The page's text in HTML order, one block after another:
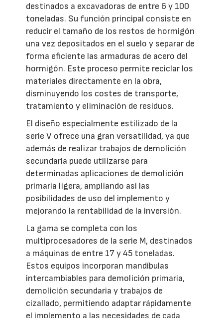
destinados a excavadoras de entre 6 y 100
toneladas. Su función principal consiste en
reducir el tamaño de los restos de hormigón
una vez depositados en el suelo y separar de
forma eficiente las armaduras de acero del
hormigón. Este proceso permite reciclar los
materiales directamente en la obra,
disminuyendo los costes de transporte,
tratamiento y eliminación de residuos.
El diseño especialmente estilizado de la
serie V ofrece una gran versatilidad, ya que
además de realizar trabajos de demolición
secundaria puede utilizarse para
determinadas aplicaciones de demolición
primaria ligera, ampliando así las
posibilidades de uso del implemento y
mejorando la rentabilidad de la inversión.
La gama se completa con los
multiprocesadores de la serie M, destinados
a máquinas de entre 17 y 45 toneladas.
Estos equipos incorporan mandíbulas
intercambiables para demolición primaria,
demolición secundaria y trabajos de
cizallado, permitiendo adaptar rápidamente
el implemento a las necesidades de cada